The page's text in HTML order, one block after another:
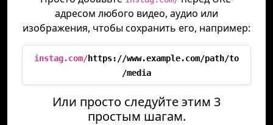
адресом любого видео, аудио или
изображения, чтобы сохранить его, например:
instag.com/https://www.example.com/path/to
/media
Или просто следуйте этим 3
простым шагам.